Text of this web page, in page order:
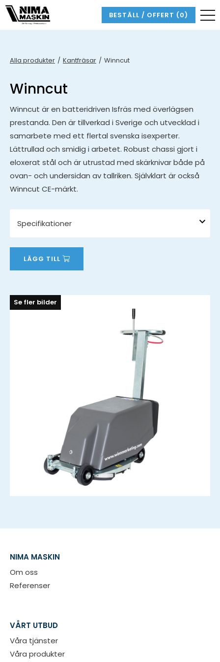
BESTÄLL / OFFERT (0)
Alla produkter Kantfräsar Winncut
Winncut
Winncut är en batteridriven Isfräs med överlägsen
prestanda. Den är tillverkad i Sverige och utvecklad i
samarbete med ett flertal svenska isexperter.
Lättrullad och smidig i arbetet. Robust chassi gjort i
eloxerat stål och är utrustad med skärknivar både på
ovan- och undersidan av tallriken. Självklart är också
Winncut CE-märkt.
Specifikationer
LÄGG TILL
NIMA MASKIN
Om oss
Referenser
VÅRT UTBUD
Våra tjänster
Våra produkter